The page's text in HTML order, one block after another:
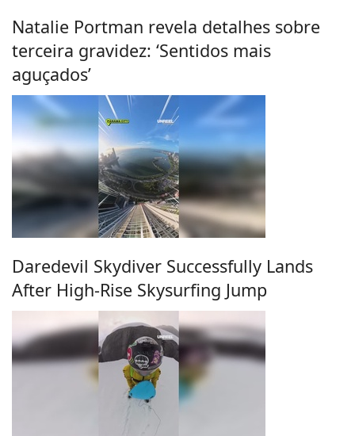
Natalie Portman revela detalhes sobre
terceira gravidez: ‘Sentidos mais
aguçados’
Daredevil Skydiver Successfully Lands
After High-Rise Skysurfing Jump